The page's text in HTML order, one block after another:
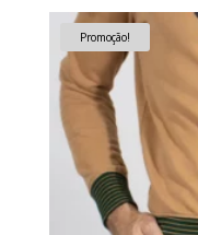
era:
59,80 €.
Promoção!